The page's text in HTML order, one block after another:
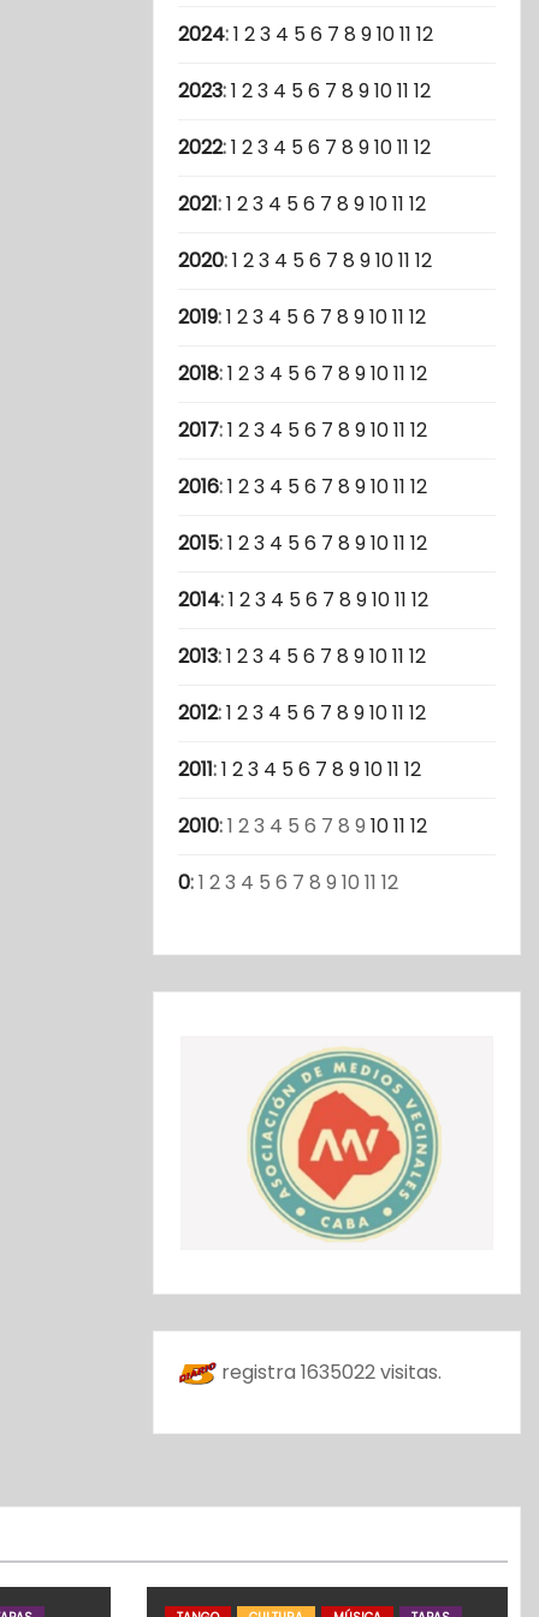
2024:1 23 4 56 7 8 91011 12
2023:1 23 4 56 7 8 91011 12
2022:1 23 4 56 7 8 91011 12
2021:1 23 4 56 7 8 91011 12
2020:1 23 4 56 7 8 91011 12
2019:1 23 4 56 7 8 91011 12
2018:1 23 4 56 7 8 91011 12
2017:1 23 4 56 7 8 91011 12
2016:1 23 4 56 7 8 91011 12
2015:1 23 4 56 7 8 91011 12
2014:1 23 4 56 7 8 91011 12
2013:1 23 4 56 7 8 91011 12
2012:1 23 4 56 7 8 91011 12
2011:1 23 4 56 7 8 91011 12
2010:1 23 4 5 6 7 8 9 1011 12
0:1 23 4 5 6 7 8 9 10 11 12
registra 1635022visitas.